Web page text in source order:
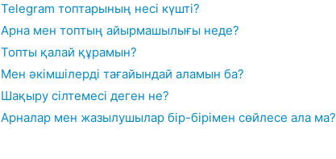
Telegram топтарының несі күшті?
Арна мен топтың айырмашылығы неде?
Топты қалай құрамын?
Мен әкімшілерді тағайындай аламын ба?
Шақыру сілтемесі деген не?
Арналар мен жазылушылар бір-бірімен сөйлесе ала ма?